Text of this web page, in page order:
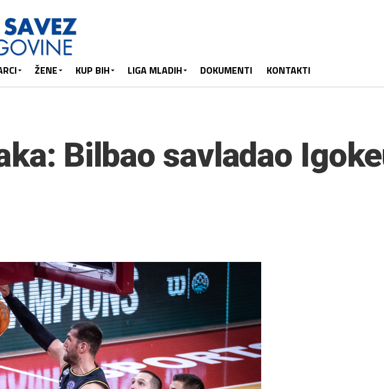
ŽENE KUP BIH LIGA MLADIH DOKUMENTI KONTAKTI
Bilbao savladao